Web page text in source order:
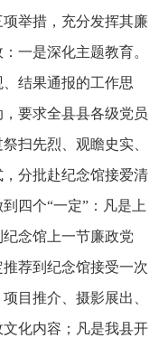
举措，充分发挥其廉
一是深化主题教育。
结果通报的工作思
要求全县县各级党员
扫先烈、观瞻史实、
分批赴纪念馆接爱清
四个“一定”：凡是上
念馆上一节廉政党
荐到纪念馆接受一次
目推介、摄影展出、
化内容；凡是我县开